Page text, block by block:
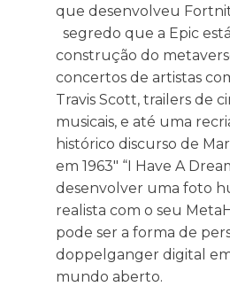
que desenvolveu
segredo que a Epic
construção do
concertos de artistas
Travis Scott, trailers de
musicais, e até uma
histórico discurso de
em 1963″ “I Have A
desenvolver uma foto
realista com o seu
pode ser a forma de
doppelganger digital
mundo aberto.